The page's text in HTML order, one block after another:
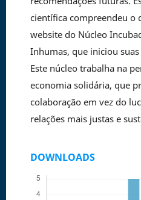
científica compreendeu o
website do Núcleo
Inhumas, que iniciou
Este núcleo trabalha na
economia solidária, que
colaboração em vez do
relações mais justas e
DOWNLOADS